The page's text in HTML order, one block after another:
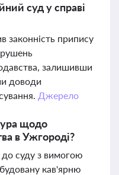
суд у справі
законність припису
залишивши
доводи
Джерело
щодо
в Ужгороді?
суду з вимогою
кав'ярню